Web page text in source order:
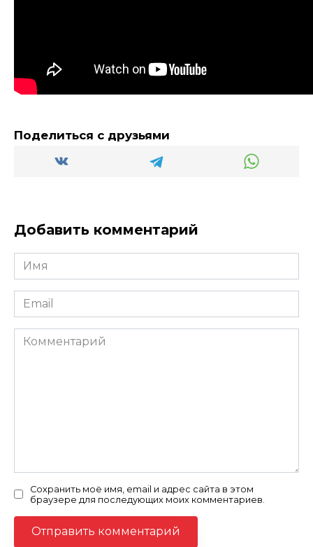
Поделиться с друзьями
Добавить комментарий
Имя
Email
Комментарий
Сохранить моё имя, email и адрес сайта в этом
браузере для последующих моих комментариев.